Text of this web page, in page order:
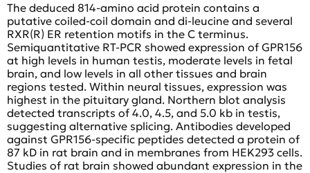
The deduced 814-amino acid protein contains a
putative coiled-coil domain and di-leucine and several
RXR(R) ER retention motifs in the C terminus.
Semiquantitative RT-PCR showed expression of GPR156
at high levels in human testis, moderate levels in fetal
brain, and low levels in all other tissues and brain
regions tested. Within neural tissues, expression was
highest in the pituitary gland. Northern blot analysis
detected transcripts of 4.0, 4.5, and 5.0 kb in testis,
suggesting alternative splicing. Antibodies developed
against GPR156-specific peptides detected a protein of
87 kD in rat brain and in membranes from HEK293 cells.
Studies of rat brain showed abundant expression in the